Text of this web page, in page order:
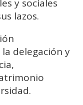
y sociales
lazos.
delegación y